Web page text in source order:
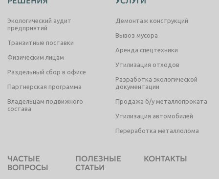
Экологический аудит
предприятий
Транзитные поставки
Физическим лицам
Раздельный сбор в офисе
Партнерская программа
Владельцам подвижного
состава
Демонтаж конструкций
Вывоз мусора
Аренда спецтехники
Утилизация отходов
Разработка экологической
документации
Продажа б/у металлопроката
Утилизация автомобилей
Переработка металлолома
ЧАСТЫЕ
ВОПРОСЫ
ПОЛЕЗНЫЕ
СТАТЬИ
КОНТАКТЫ